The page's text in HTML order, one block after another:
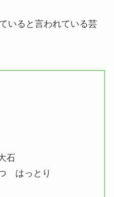
いると言われている芸
石
はっとり